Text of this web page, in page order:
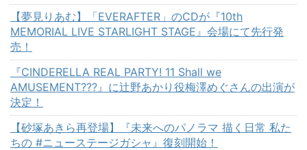
【夢見りあむ】「EVERAFTER」のCDが『10th
MEMORIAL LIVE STARLIGHT STAGE』会場にて先行発
売！
『CINDERELLA REAL PARTY! 11 Shall we
AMUSEMENT???』に辻野あかり役梅澤めぐさんの出演が
決定！
【砂塚あきら再登場】『未来へのパノラマ 描く日常 私た
ちの #ニューステージガシャ』復刻開始！